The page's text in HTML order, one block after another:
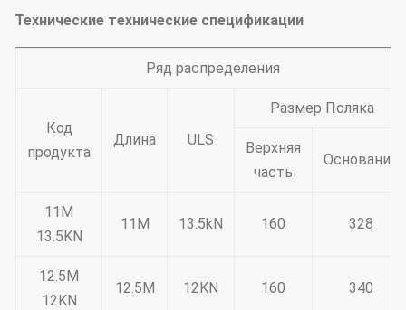
Технические технические спецификации
Ряд распределения
Код
продукта
Длина ULS
Размер Поляка
Верхняя
часть
Основание
11M
13.5KN
11M 13.5kN 160 328
12.5M
12KN
12.5M 12KN 160 340